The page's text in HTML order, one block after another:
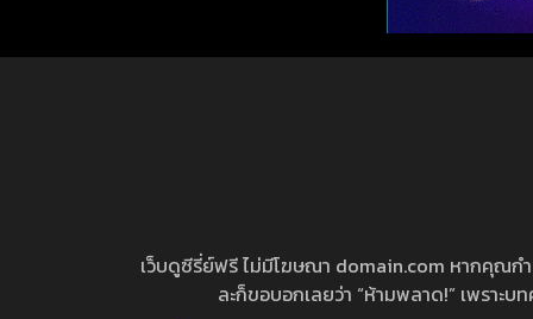
เว็บดูซีรี่ย์ฟรี ไม่มีโฆษณา domain.com หากคุณก
ละก็ขอบอกเลยว่า “ห้ามพลาด!” เพราะ